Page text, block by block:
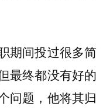
期间投过很多简
最终都没有好的
问题，他将其归